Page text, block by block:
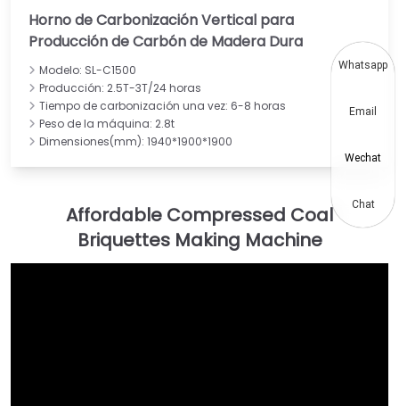
Horno de Carbonización Vertical para
Producción de Carbón de Madera Dura
Modelo: SL-C1500
Producción: 2.5T-3T/24 horas
Tiempo de carbonización una vez: 6-8 horas
Peso de la máquina: 2.8t
Dimensiones(mm): 1940*1900*1900
Whatsapp
Email
Wechat
Chat